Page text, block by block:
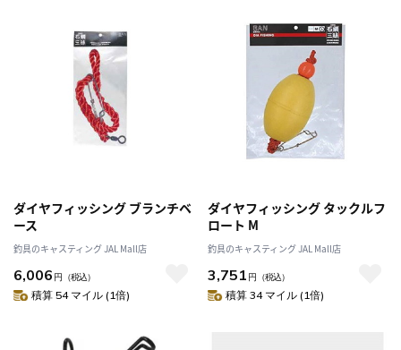
ダイヤフィッシング ブランチベ
ース
釣具のキャスティング JAL Mall店
6,006 円 （税込）
積算 54 マイル (1倍)
ダイヤフィッシング タックルフ
ロート M
釣具のキャスティング JAL Mall店
3,751 円 （税込）
積算 34 マイル (1倍)